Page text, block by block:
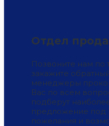
Отдел
Позвоните нам по
закажите
менеджеры
Вас по всем
подберут
предложение под
пожелания и